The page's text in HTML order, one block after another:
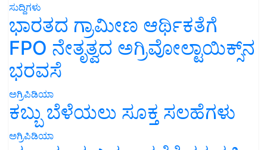
ಸುದ್ದಿಗಳು
ಭಾರತದ ಗ್ರಾಮೀಣ ಆರ್ಥಿಕತೆಗೆ
FPO ನೇತೃತ್ವದ ಅಗ್ರಿವೋಲ್ಟಾಯಿಕ್ಸ್‌ನ
ಭರವಸೆ
ಅಗ್ರಿಪಿಡಿಯಾ
ಕಬ್ಬು ಬೆಳೆಯಲು ಸೂಕ್ತ ಸಲಹೆಗಳು
ಅಗ್ರಿಪಿಡಿಯಾ